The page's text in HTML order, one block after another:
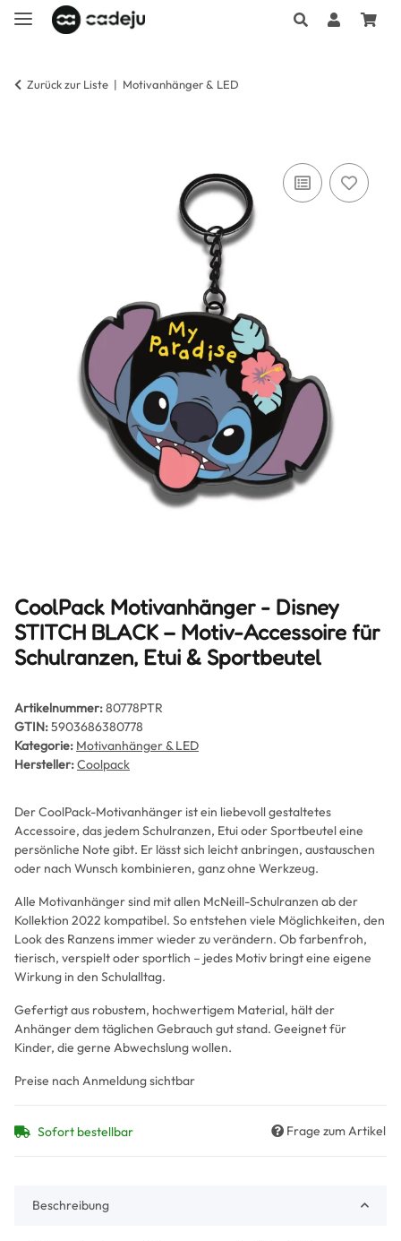
Zurück zur Liste Motivanhänger & LED
CoolPack Motivanhänger - Disney
STITCH BLACK – Motiv-Accessoire für
Schulranzen, Etui & Sportbeutel
Artikelnummer:80778PTR
GTIN:5903686380778
Kategorie: Motivanhänger & LED
Hersteller:Coolpack
Der CoolPack-Motivanhänger ist ein liebevoll gestaltetes
Accessoire, das jedem Schulranzen, Etui oder Sportbeutel eine
persönliche Note gibt. Er lässt sich leicht anbringen, austauschen
oder nach Wunsch kombinieren, ganz ohne Werkzeug.
Alle Motivanhänger sind mit allen McNeill-Schulranzen ab der
Kollektion 2022 kompatibel. So entstehen viele Möglichkeiten, den
Look des Ranzens immer wieder zu verändern. Ob farbenfroh,
tierisch, verspielt oder sportlich – jedes Motiv bringt eine eigene
Wirkung in den Schulalltag.
Gefertigt aus robustem, hochwertigem Material, hält der
Anhänger dem täglichen Gebrauch gut stand. Geeignet für
Kinder, die gerne Abwechslung wollen.
Preise nach Anmeldung sichtbar
Sofort bestellbar Frage zum Artikel
Beschreibung